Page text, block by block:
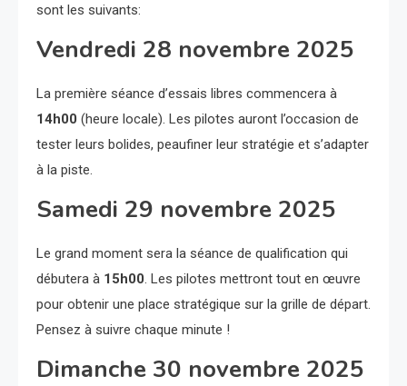
sont les suivants:
Vendredi 28 novembre 2025
La première séance d’essais libres commencera à
14h00 (heure locale). Les pilotes auront l’occasion de
tester leurs bolides, peaufiner leur stratégie et s’adapter
à la piste.
Samedi 29 novembre 2025
Le grand moment sera la séance de qualification qui
débutera à 15h00. Les pilotes mettront tout en œuvre
pour obtenir une place stratégique sur la grille de départ.
Pensez à suivre chaque minute !
Dimanche 30 novembre 2025